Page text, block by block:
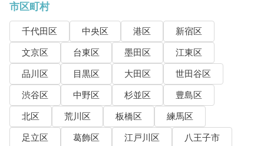
市区町村
千代田区 中央区 港区
新宿区
文京区
台東区 墨田区
江東区
品川区
目黒区 大田区
世田谷区
渋谷区
中野区 杉並区
豊島区
北区
荒川区 板橋区
練馬区
足立区
葛飾区 江戸川区
八王子市